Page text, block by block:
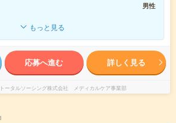
男性
もっと見る
応募へ進む 詳しく見る
ータルソーシング株式会社 メディカルケア事業部